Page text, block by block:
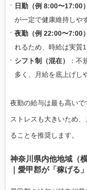
日勤（例 8:00〜17:00）
が一定で健康維持しや
夜勤（例 22:00〜7:00）
れるため、時給は実質
シフト制（混在）
：不
多く、月給を底上げし
夜勤の給与は最も高い
ストレスも大きいため
ることを推奨します。
神奈川県内他地域（
｜愛甲郡が「稼げる